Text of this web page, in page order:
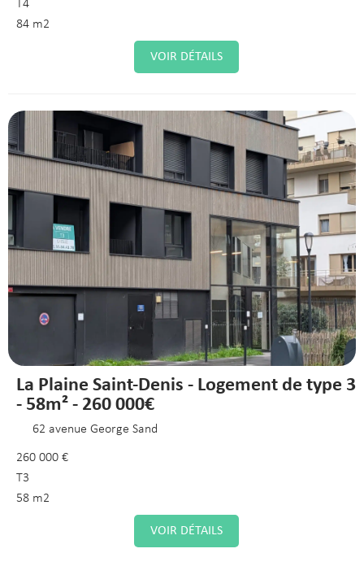
T4
84 m2
VOIR DÉTAILS
La Plaine Saint-Denis - Logement de type 3
- 58m² - 260 000€
62 avenue George Sand
260 000 €
T3
58 m2
VOIR DÉTAILS